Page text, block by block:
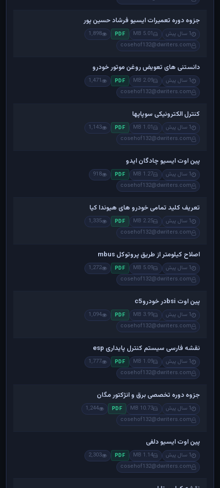
جزوه دوره تعمیرات ایسیو فرشاد حسین پور
1 سال پیش 5.01 MB
PDF
1,898
cosehof132@dwriters.com
دانستنی های تعویض روغن موتور خودرو
1 سال پیش 2.09 MB
PDF
1,471
cosehof132@dwriters.com
کنترل الکترونیکی سوپاپها
1 سال پیش 1.01 MB
PDF
1,143
cosehof132@dwriters.com
پین اوت ایسیو چادگان ایدو
1 سال پیش 1.27 MB
PDF
918
cosehof132@dwriters.com
تعریف کلید تمامی خودرو های هیوندا کیا
1 سال پیش 2.25 MB
PDF
1,335
cosehof132@dwriters.com
اصلاح کیلومتر از طریق پروتوکل mbus
1 سال پیش 5.09 MB
PDF
1,272
cosehof132@dwriters.com
پین اوت bsiدر خودروc5
1 سال پیش 3.99 MB
PDF
1,094
cosehof132@dwriters.com
نقشه فارسی سیستم کنترل پایداری esp
1 سال پیش 1.09 MB
PDF
1,777
cosehof132@dwriters.com
جزوه دوره تخصصی برق و انژکتور مگان
1 سال پیش 10.73 MB
PDF
1,244
cosehof132@dwriters.com
پین اوت ایسیو دلفی
1 سال پیش 1.14 MB
PDF
2,303
cosehof132@dwriters.com